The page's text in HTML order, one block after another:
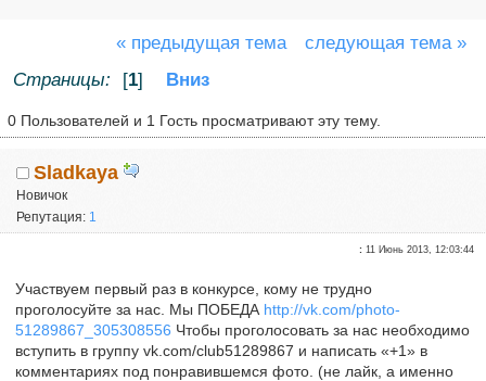
« предыдущая тема
следующая тема »
Страницы:
[1] Вниз
0 Пользователей и 1 Гость просматривают эту тему.
Sladkaya
Новичок
Репутация: 1
:11 Июнь 2013, 12:03:44
Участвуем первый раз в конкурсе, кому не трудно
проголосуйте за нас. Мы ПОБЕДА http://vk.com/photo-
51289867_305308556 Чтобы проголосовать за нас необходимо
вступить в группу vk.com/club51289867 и написать «+1» в
комментариях под понравившемся фото. (не лайк, а именно